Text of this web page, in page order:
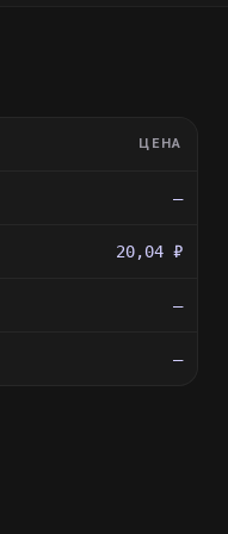
ЦЕНА
—
20,04 ₽
—
—